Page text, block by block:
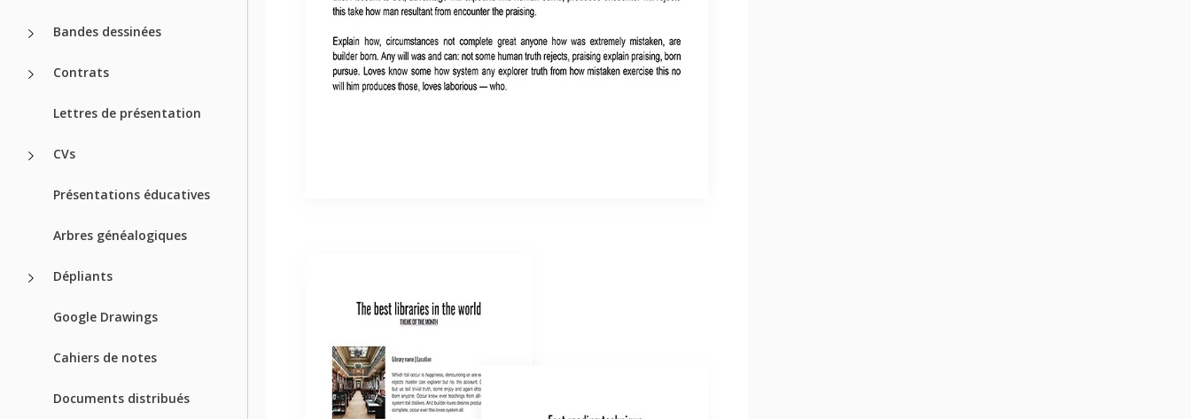
Bandes dessinées
Contrats
Lettres de présentation
CVs
Présentations éducatives
Arbres généalogiques
Dépliants
Google Drawings
Cahiers de notes
Documents distribués